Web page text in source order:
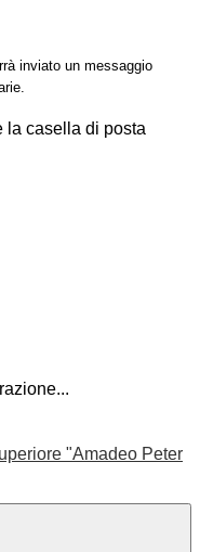
inviato un messaggio
la casella di posta